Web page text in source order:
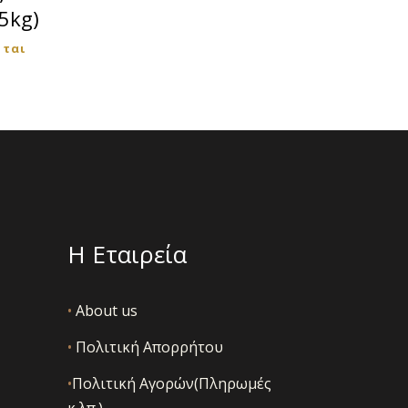
Η Εταιρεία
• About us
• Πολιτική Απορρήτου
•Πολιτική Αγορών(Πληρωμές